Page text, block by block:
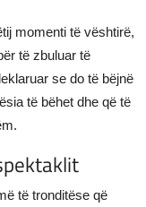
momenti të vështirë,
të zbuluar të
se do të bëjnë
të bëhet dhe që të
të tronditëse që